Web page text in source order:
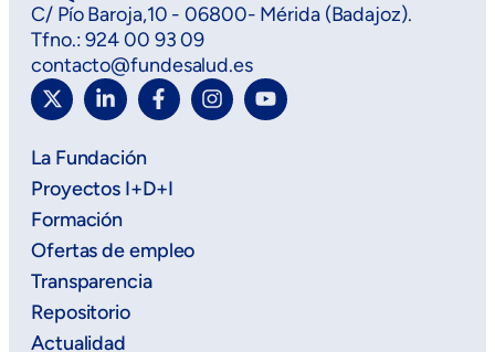
C/ Pío Baroja,10 - 06800- Mérida (Badajoz).
Tfno.: 924 00 93 09
contacto@fundesalud.es
La Fundación
Proyectos I+D+I
Formación
Ofertas de empleo
Transparencia
Repositorio
Actualidad